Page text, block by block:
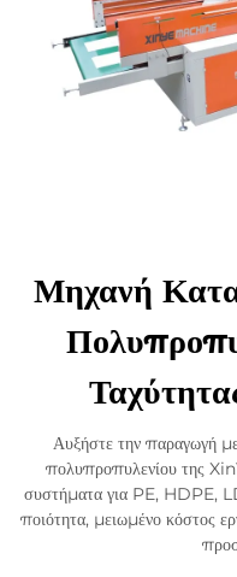
Μηχανή
Αυξήστε την παραγωγή
πολυπροπυλενίου της
συστήματα για PE, HDPE,
ποιότητα, μειωμένο κόστος